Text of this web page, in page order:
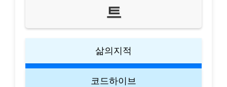
트
삶의지적
코드하이브